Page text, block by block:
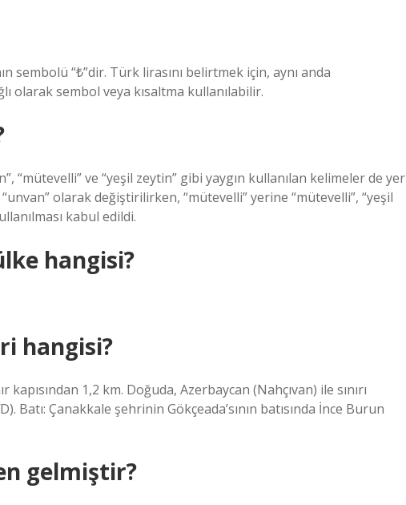
sembolü “₺”dir. Türk lirasını belirtmek için, aynı anda
olarak sembol veya kısaltma kullanılabilir.
“mütevelli” ve “yeşil zeytin” gibi yaygın kullanılan kelimeler de yer
olarak değiştirilirken, “mütevelli” yerine “mütevelli”, “yeşil
kabul edildi.
hangisi?
hangisi?
1,2 km. Doğuda, Azerbaycan (Nahçıvan) ile sınırı
Batı: Çanakkale şehrinin Gökçeada’sının batısında İnce Burun
gelmiştir?